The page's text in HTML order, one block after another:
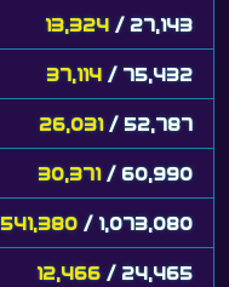
13,324 / 27,143
37,114 / 75,432
26,031 / 52,787
30,371 / 60,990
541,380 / 1,073,080
12,466 / 24,465